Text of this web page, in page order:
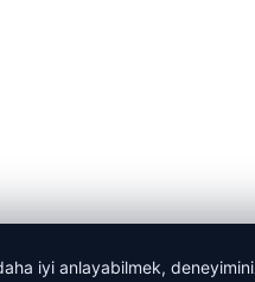
daha iyi anlayabilmek,